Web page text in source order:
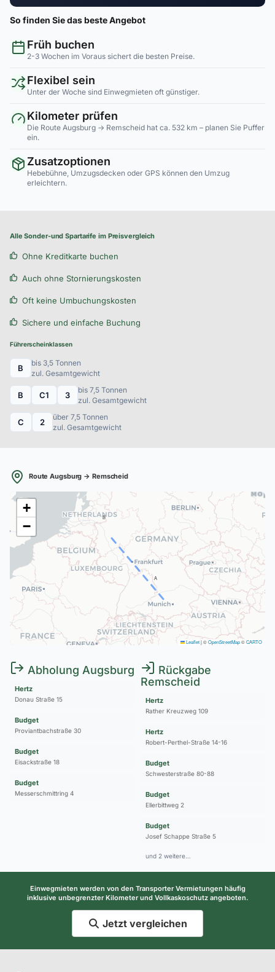
So finden Sie das beste Angebot
Früh buchen
2-3 Wochen im Voraus sichert die besten Preise.
Flexibel sein
Unter der Woche sind Einwegmieten oft günstiger.
Kilometer prüfen
Die Route Augsburg → Remscheid hat ca. 532 km – planen Sie Puffer
ein.
Zusatzoptionen
Hebebühne, Umzugsdecken oder GPS können den Umzug
erleichtern.
Alle Sonder-und Spartarife im Preisvergleich
Ohne Kreditkarte buchen
Auch ohne Stornierungskosten
Oft keine Umbuchungskosten
Sichere und einfache Buchung
Führerscheinklassen
B
bis 3,5 Tonnen
zul. Gesamtgewicht
B C1 3
bis 7,5 Tonnen
zul. Gesamtgewicht
C 2
über 7,5 Tonnen
zul. Gesamtgewicht
Route Augsburg → Remscheid
A
B
+
−
Leaflet|©OpenStreetMap©CARTO
Abholung Augsburg
Hertz
Donau Straße 15
Budget
Proviantbachstraße 30
Budget
Eisackstraße 18
Budget
Messerschmittring 4
Rückgabe
Remscheid
Hertz
Rather Kreuzweg 109
Hertz
Robert-Perthel-Straße 14-16
Budget
Schwesterstraße 80-88
Budget
Ellerbittweg 2
Budget
Josef Schappe Straße 5
und 2 weitere…
Einwegmieten werden von den Transporter Vermietungen häufig
inklusive unbegrenzter Kilometer und Vollkaskoschutz angeboten.
Jetzt vergleichen